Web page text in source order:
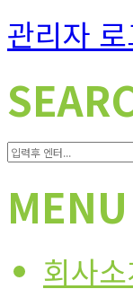
관리자
회사